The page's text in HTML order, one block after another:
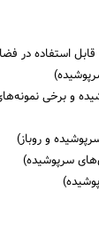
و برخی
و روباز)
سرپوشیده)